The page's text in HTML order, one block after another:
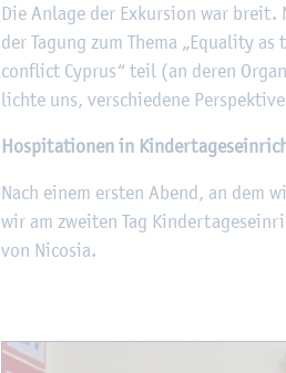
Die An­la­ge der Ex­kur­si­on war
der Ta­gung zum Thema „Equa­li­ty
con­flict Cy­prus“ teil (an deren
lich­te uns, ver­schie­de­ne
Hos­pi­ta­tio­nen in
Nach einem ers­ten Abend, an dem
wir am zwei­ten Tag
von Ni­co­sia.